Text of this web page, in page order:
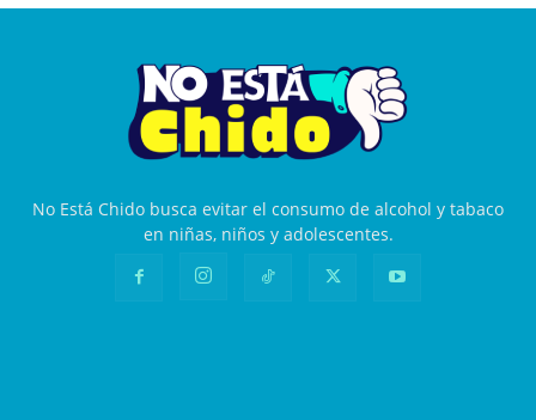
No Está Chido busca evitar el consumo de alcohol y tabaco
en niñas, niños y adolescentes.